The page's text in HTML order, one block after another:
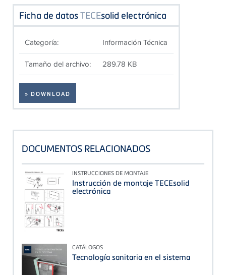
Ficha de datosTECEsolid electrónica
Categoría: Información Técnica
Tamaño del archivo: 289.78 KB
» DOWNLOAD
DOCUMENTOS RELACIONADOS
INSTRUCCIONES DE MONTAJE
Instrucción de montaje TECEsolid
electrónica
CATÁLOGOS
Tecnología sanitaria en el sistema